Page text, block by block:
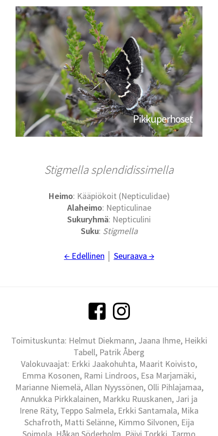
Pikkuperhoset
Stigmella splendidissimella
Heimo: Kääpiökoit (Nepticulidae)
Alaheimo: Nepticulinae
Sukuryhmä: Nepticulini
Suku: Stigmella
← Edellinen Seuraava →
Toimituskunta: Helmut Diekmann, Jaana Ihme, Heikki
Tabell, Patrik Åberg
Valokuvaajat: Erkki Jaakohuhta, Maarit Koivisto,
Emma Kosonen, Rami Lindroos, Esa Marjamäki,
Marianne Niemelä, Allan Nyyssönen, Olli Pihlajamaa,
Annukka Pirkkalainen, Markku Ruuskanen, Jari ja
Irene Räty, Teppo Salmela, Erkki Santamala, Mika
Schafroth, Matti Selänne, Kimmo Silvonen, Eija